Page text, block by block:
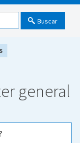
Buscar
general